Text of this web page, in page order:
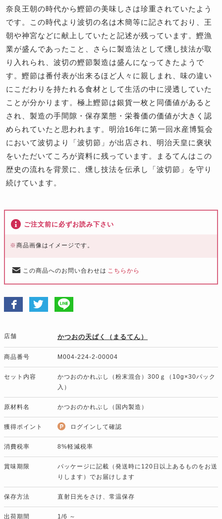
奈良王朝の時代から鰹節の美味しさは珍重されていたよう
です。この時代より波切の名は木簡等に記されており、王
朝や神宮などに献上していたと記述が残っています。鰹漁
業が盛んであったこと、さらに製造法として燻し技法が取
り入れられ、波切の鰹節製造は盛んになってきたようで
す。鰹節は番付表が出来るほど人々に親しまれ、味の違い
にこだわりを持たれる食材として生活の中に浸透していた
ことが分かります。極上鰹節は銀貨一枚と同価値があると
され、製造の手間隙・保存業態・栄養価の価値が大きく認
められていたと思われます。明治16年に第一回水産博覧会
において波切より「波切節」が出店され、明治天皇に褒状
をいただいてころが資料に残っています。まるてんはこの
歴史の流れを背景に、燻し技法を伝承し「波切節」を守り
続けています。
ご注文前に必ずお読み下さい
※商品画像はイメージです。
この商品へのお問い合わせは こちらから
店舗 かつおの天ぱく（まるてん）
商品番号 M004-224-2-00004
セット内容
かつおのかれぶし（粉末混合）300ｇ（10g×30パック
入）
原材料名 かつおのかれぶし（国内製造）
獲得ポイント ログインして確認
消費税率 8%軽減税率
賞味期限
パッケージに記載（発送時に120日以上あるものをお送
りします）でお届けします
保存方法 直射日光をさけ、常温保存
出荷期間 1/6 ～